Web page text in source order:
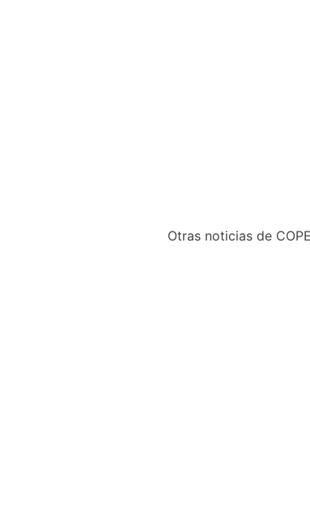
Otras noticias de